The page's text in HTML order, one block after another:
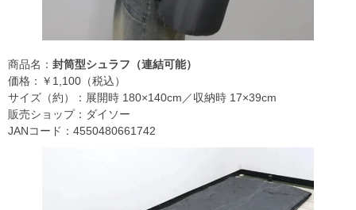
商品名： 封筒型シュラフ（連結可能）
価格：￥1,100（税込）
サイズ（約）：展開時 180×140cm／収納時 17×39cm
販売ショップ：ダイソー
JANコード：4550480661742